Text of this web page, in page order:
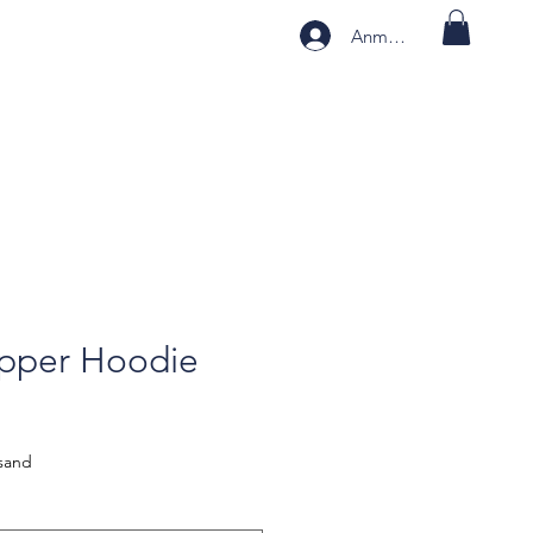
Anmelden
Hoodie